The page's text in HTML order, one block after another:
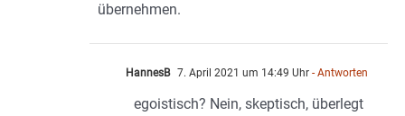
übernehmen.
HannesB 7. April 2021 um 14:49 Uhr - Antworten
egoistisch? Nein, skeptisch, überlegt